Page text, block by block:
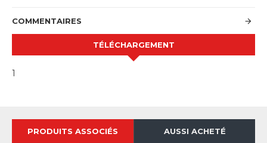
COMMENTAIRES
TÉLÉCHARGEMENT
1
PRODUITS ASSOCIÉS AUSSI ACHETÉ